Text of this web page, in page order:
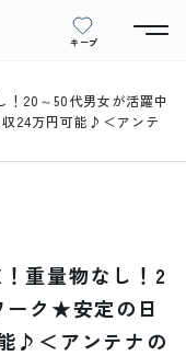
キープ
！20～50代男女が活躍中
24万円可能♪＜アンテ
重量物なし！2
ーク★安定の日
♪＜アンテナの